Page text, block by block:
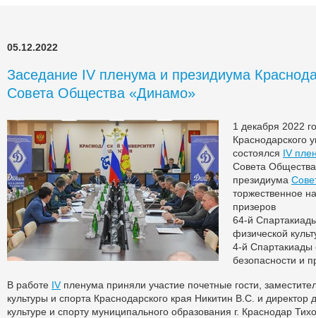
05.12.2022
Заседание IV пленума и президиума
Совета Общества «Динамо»
1 декабря 2022
Краснодарского
состоялся IV
Совета
президиума
торжественное
призеров
64-й
физической
4-й Спартакиады
безопасности и
В работе IVпленума приняли участие почетные гости,
культуры и спорта Краснодарского края Никитин В.С. и
культуре и спорту муниципального образования г. Краснодар